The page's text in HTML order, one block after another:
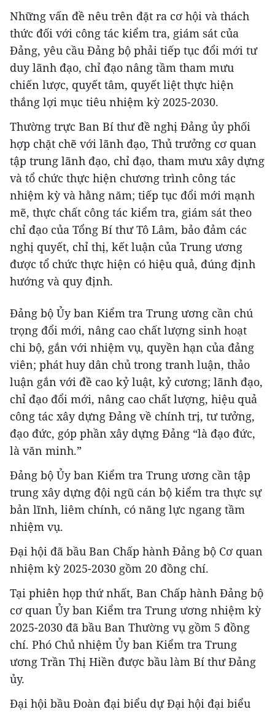
Những vấn đề nêu trên đặt ra cơ hội và thách
thức đối với công tác kiểm tra, giám sát của
Đảng, yêu cầu Đảng bộ phải tiếp tục đổi mới tư
duy lãnh đạo, chỉ đạo nâng tầm tham mưu
chiến lược, quyết tâm, quyết liệt thực hiện
thắng lợi mục tiêu nhiệm kỳ 2025-2030.
Thường trực Ban Bí thư đề nghị Đảng ủy phối
hợp chặt chẽ với lãnh đạo, Thủ trưởng cơ quan
tập trung lãnh đạo, chỉ đạo, tham mưu xây dựng
và tổ chức thực hiện chương trình công tác
nhiệm kỳ và hằng năm; tiếp tục đổi mới mạnh
mẽ, thực chất công tác kiểm tra, giám sát theo
chỉ đạo của Tổng Bí thư Tô Lâm, bảo đảm các
nghị quyết, chỉ thị, kết luận của Trung ương
được tổ chức thực hiện có hiệu quả, đúng định
hướng và quy định.
Đảng bộ Ủy ban Kiểm tra Trung ương cần chú
trọng đổi mới, nâng cao chất lượng sinh hoạt
chi bộ, gắn với nhiệm vụ, quyền hạn của đảng
viên; phát huy dân chủ trong tranh luận, thảo
luận gắn với đề cao kỷ luật, kỷ cương; lãnh đạo,
chỉ đạo đổi mới, nâng cao chất lượng, hiệu quả
công tác xây dựng Đảng về chính trị, tư tưởng,
đạo đức, góp phần xây dựng Đảng “là đạo đức,
là văn minh.”
Đảng bộ Ủy ban Kiểm tra Trung ương cần tập
trung xây dựng đội ngũ cán bộ kiểm tra thực sự
bản lĩnh, liêm chính, có năng lực ngang tầm
nhiệm vụ.
Đại hội đã bầu Ban Chấp hành Đảng bộ Cơ quan
nhiệm kỳ 2025-2030 gồm 20 đồng chí.
Tại phiên họp thứ nhất, Ban Chấp hành Đảng bộ
cơ quan Ủy ban Kiểm tra Trung ương nhiệm kỳ
2025-2030 đã bầu Ban Thường vụ gồm 5 đồng
chí. Phó Chủ nhiệm Ủy ban Kiểm tra Trung
ương Trần Thị Hiền được bầu làm Bí thư Đảng
ủy.
Đại hội bầu Đoàn đại biểu dự Đại hội đại biểu